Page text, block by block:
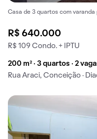
Casa de 3 quartos com
R$ 640.000
R$ 109 Condo. + IPTU
200 m² · 3 quartos · 2
Rua Araci, Conceição ·